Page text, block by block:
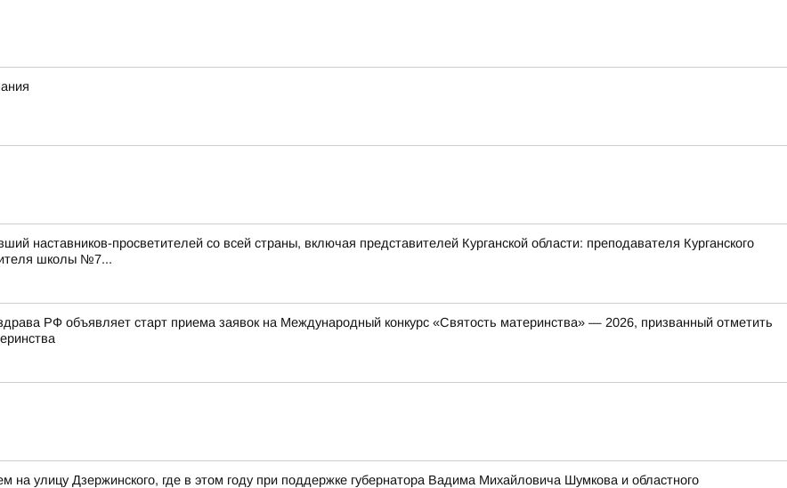
наставников-просветителей со всей страны, включая представителей Курганской области: преподавателя Курганского
школы №7...
РФ объявляет старт приема заявок на Международный конкурс «Святость материнства» — 2026, призванный отметить
на улицу Дзержинского, где в этом году при поддержке губернатора Вадима Михайловича Шумкова и областного